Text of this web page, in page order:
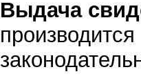
Выдача